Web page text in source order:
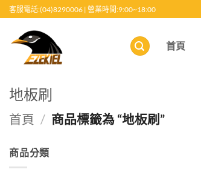
至
客服電話:(04)8290006 | 營業時間:9:00~18:00
首頁
地板刷
首頁 / 商品標籤為 “地板刷”
商品分類